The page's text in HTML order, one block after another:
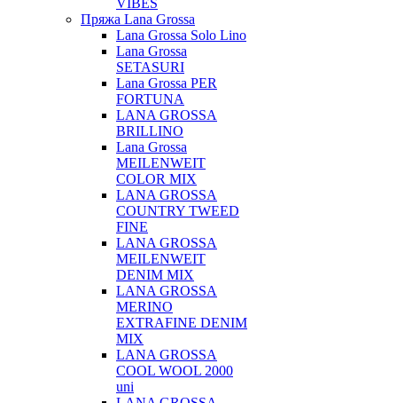
VIBES
Пряжа Lana Grossa
Lana Grossa Solo Lino
Lana Grossa
SETASURI
Lana Grossa PER
FORTUNA
LANA GROSSA
BRILLINO
Lana Grossa
MEILENWEIT
COLOR MIX
LANA GROSSA
COUNTRY TWEED
FINE
LANA GROSSA
MEILENWEIT
DENIM MIX
LANA GROSSA
MERINO
EXTRAFINE DENIM
MIX
LANA GROSSA
COOL WOOL 2000
uni